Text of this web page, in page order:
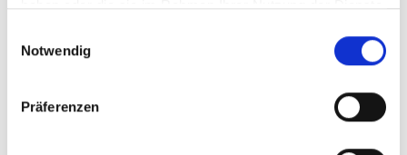
haben oder die sie im Rahmen Ihrer Nutzung der Dienste
Notwendig
Präferenzen
Review